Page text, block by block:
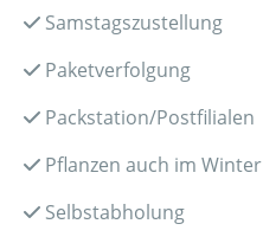
Samstagszustellung
Paketverfolgung
Packstation/Postfilialen
Pflanzen auch im Winter
Selbstabholung